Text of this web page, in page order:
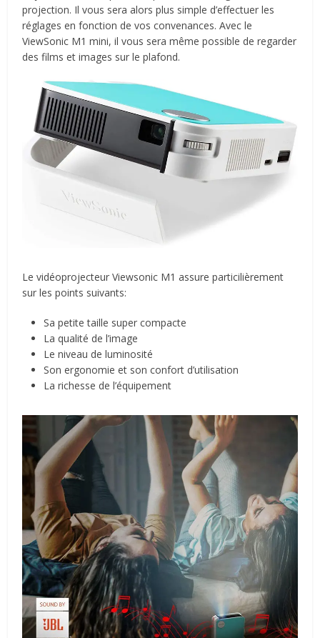
projection. Il vous sera alors plus simple d’effectuer les
réglages en fonction de vos convenances. Avec le
ViewSonic M1 mini, il vous sera même possible de regarder
des films et images sur le plafond.
Le vidéoprojecteur Viewsonic M1 assure particilièrement
sur les points suivants:
Sa petite taille super compacte
La qualité de l’image
Le niveau de luminosité
Son ergonomie et son confort d’utilisation
La richesse de l’équipement